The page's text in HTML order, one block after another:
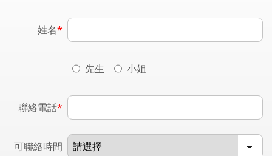
姓名*
先生 小姐
聯絡電話*
可聯絡時間